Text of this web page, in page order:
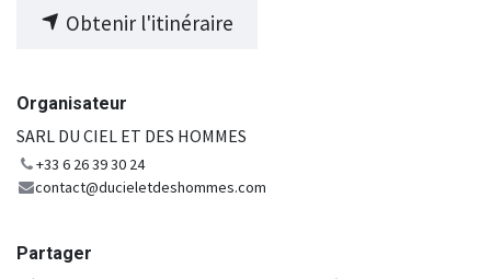
Obtenir l'itinéraire
Organisateur
SARL DU CIEL ET DES HOMMES
+33 6 26 39 30 24
contact@ducieletdeshommes.com
Partager